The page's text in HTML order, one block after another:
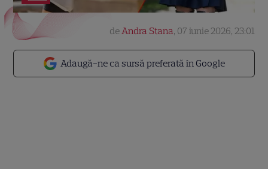
Adaugă-ne ca sursă preferată în Google
deAndra Stana, 07 iunie 2026, 23:01